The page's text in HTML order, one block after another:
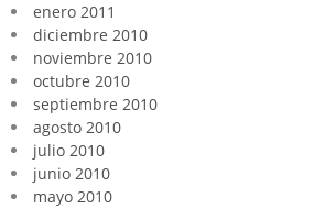
enero 2011
diciembre 2010
noviembre 2010
octubre 2010
septiembre 2010
agosto 2010
julio 2010
junio 2010
mayo 2010